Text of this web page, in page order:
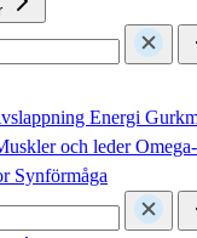
Energi
och leder
Synförmåga